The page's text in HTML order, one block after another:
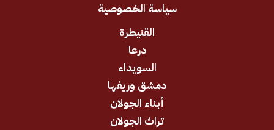
سياسة الخصوصية
دمشق وريفها
أبناء الجولان
تراث الجولان